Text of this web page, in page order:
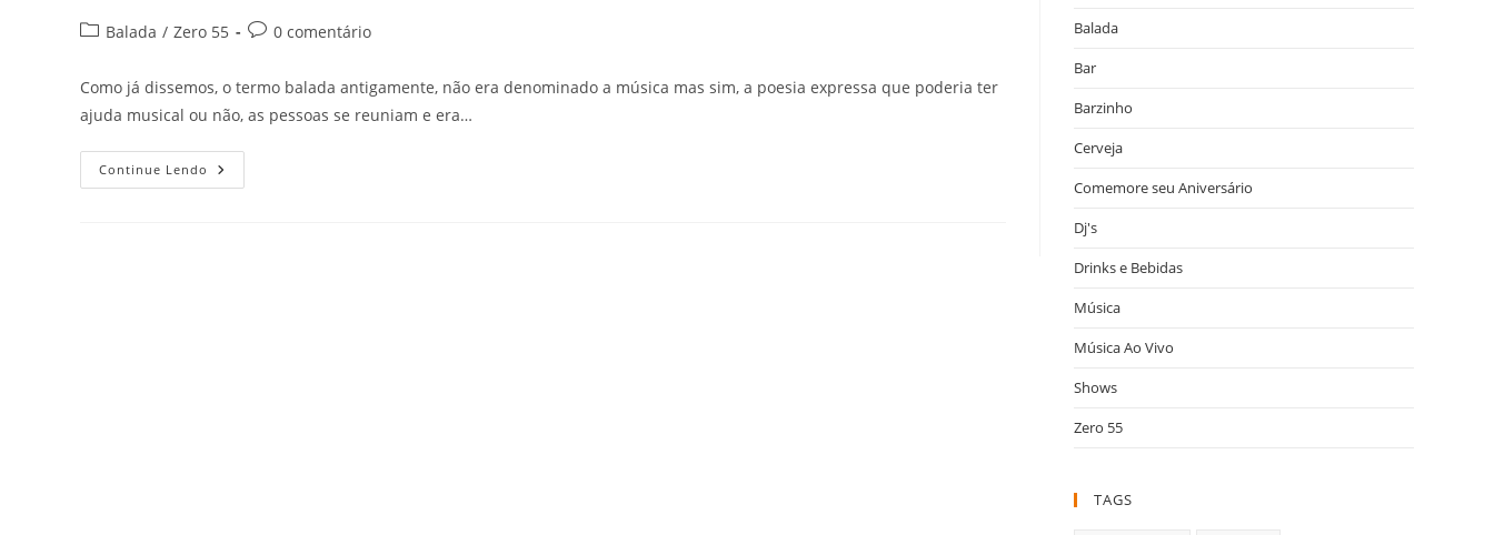
Categoria
post:
Balada / Zero 55
Comentários
0 comentário
Como já dissemos, o termo balada antigamente, não era denominado a música mas sim, a poesia expressa que poderia ter
ajuda musical ou não, as pessoas se reuniam e era…
Continue Lendo QUANTOS
TIPOS
Balada
Bar
Barzinho
Cerveja
Comemore seu Aniversário
Dj's
Drinks e Bebidas
Música
Música Ao Vivo
Shows
Zero 55
TAGS